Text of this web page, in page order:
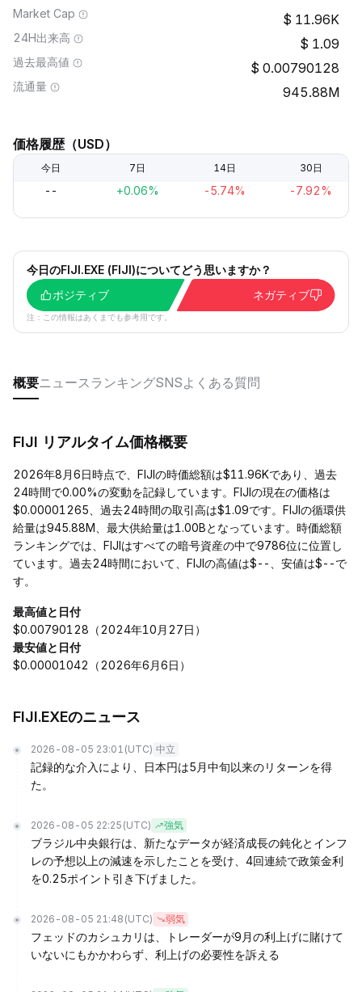
Market Cap 11.96K
24H出来高 1.09
過去最高値 0.00790128
流通量 945.88M
価格履歴（USD）
今日 7日 14日 30日
-- +0.06% -5.74% -7.92%
今日のFIJI.EXE (FIJI)についてどう思いますか？
ポジティブ
ネガティブ
注：この情報はあくまでも参考用です。
概要ニュース ランキングSNSよくある質問
FIJI リアルタイム価格概要
2026年8月6日時点で、FIJIの時価総額は$11.96Kであり、過去
24時間で0.00%の変動を記録しています。FIJIの現在の価格は
$0.00001265、過去24時間の取引高は$1.09です。FIJIの循環供
給量は945.88M、最大供給量は1.00Bとなっています。時価総額
ランキングでは、FIJIはすべての暗号資産の中で9786位に位置し
ています。過去24時間において、FIJIの高値は$--、安値は$--で
す。
最高値と日付
$0.00790128（2024年10月27日）
最安値と日付
$0.00001042（2026年6月6日）
FIJI.EXEのニュース
2026-08-05 23:01 (UTC) 中立
記録的な介入により、日本円は5月中旬以来のリターンを得
た。
2026-08-05 22:25 (UTC) 強気
ブラジル中央銀行は、新たなデータが経済成長の鈍化とインフ
レの予想以上の減速を示したことを受け、4回連続で政策金利
を0.25ポイント引き下げました。
2026-08-05 21:48 (UTC) 弱気
フェッドのカシュカリは、トレーダーが9月の利上げに賭けて
いないにもかかわらず、利上げの必要性を訴える